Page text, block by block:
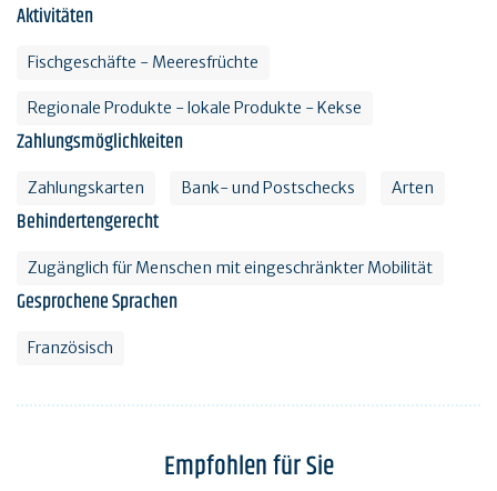
Aktivitäten
Fischgeschäfte - Meeresfrüchte
Regionale Produkte - lokale Produkte - Kekse
Zahlungsmöglichkeiten
Zahlungskarten Bank- und Postschecks Arten
Behindertengerecht
Zugänglich für Menschen mit eingeschränkter Mobilität
Gesprochene Sprachen
Französisch
Empfohlen für Sie